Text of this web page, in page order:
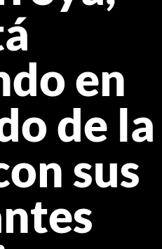
en
de la
sus